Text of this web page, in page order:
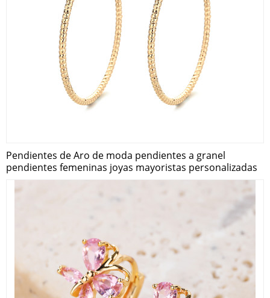
Pendientes de Aro de moda pendientes a granel
pendientes femeninas joyas mayoristas personalizadas